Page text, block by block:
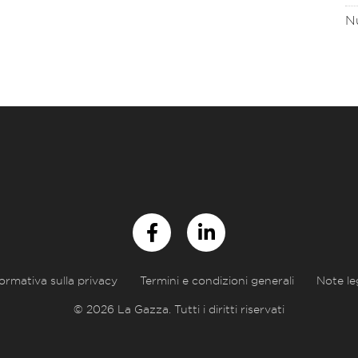
sulla privacy Termini e condizioni generali Note
© 2026 La Gazza. Tutti i diritti riservati